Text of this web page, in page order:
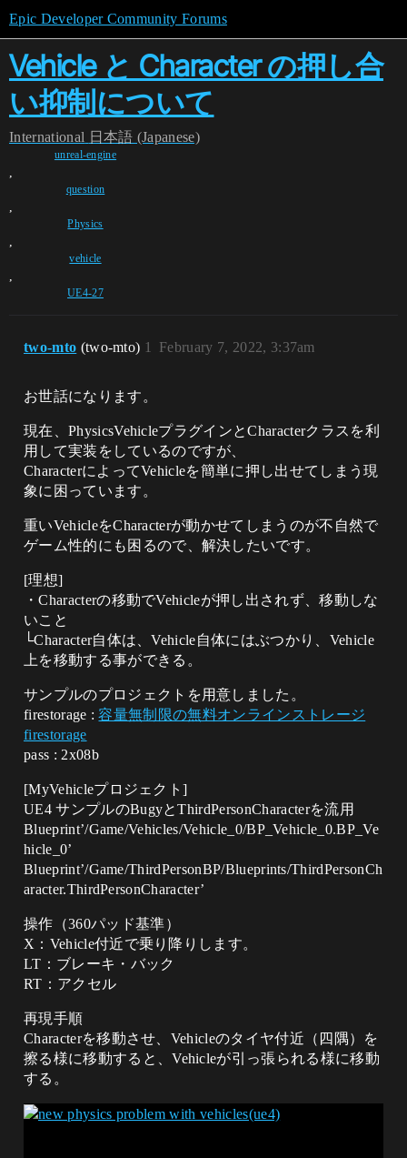
Epic Developer Community Forums
Vehicle と Character の押し合
い抑制について
International 日本語 (Japanese)
unreal-engine
,
question
,
Physics
,
vehicle
,
UE4-27
two-mto (two-mto) February 7, 2022, 3:37am
1
お世話になります。
現在、PhysicsVehicleプラグインとCharacterクラスを利
用して実装をしているのですが、
CharacterによってVehicleを簡単に押し出せてしまう現
象に困っています。
重いVehicleをCharacterが動かせてしまうのが不自然で
ゲーム性的にも困るので、解決したいです。
[理想]
・Characterの移動でVehicleが押し出されず、移動しな
いこと
└Character自体は、Vehicle自体にはぶつかり、Vehicle
上を移動する事ができる。
サンプルのプロジェクトを用意しました。
firestorage :容量無制限の無料オンラインストレージ
firestorage
pass : 2x08b
[MyVehicleプロジェクト]
UE4 サンプルのBugyとThirdPersonCharacterを流用
Blueprint’/Game/Vehicles/Vehicle_0/BP_Vehicle_0.BP_Ve
hicle_0’
Blueprint’/Game/ThirdPersonBP/Blueprints/ThirdPersonCh
aracter.ThirdPersonCharacter’
操作（360パッド基準）
X：Vehicle付近で乗り降りします。
LT：ブレーキ・バック
RT：アクセル
再現手順
Characterを移動させ、Vehicleのタイヤ付近（四隅）を
擦る様に移動すると、Vehicleが引っ張られる様に移動
する。